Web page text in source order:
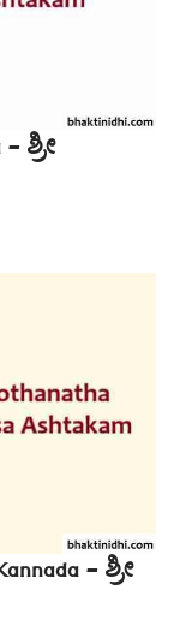
ಶ್ರೀ
– ಶ್ರೀ